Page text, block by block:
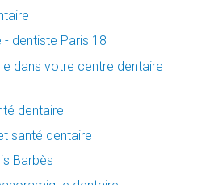
dentiste Paris 18
dans votre centre dentaire
dentaire
santé dentaire
Barbès